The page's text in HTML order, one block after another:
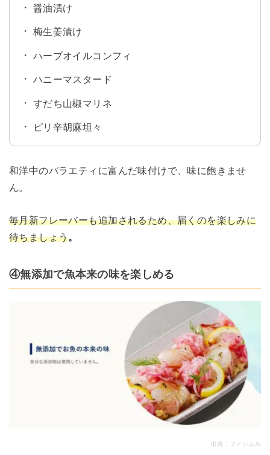
醤油漬け
梅生姜漬け
ハーブオイルコンフィ
ハニーマスタード
すだち山椒マリネ
ピリ辛胡麻坦々
和洋中のバラエティに富んだ味付けで、味に飽きませ
ん。
毎月新フレーバーも追加されるため、届くのを楽しみに
待ちましょう。
④無添加で魚本来の味を楽しめる
出典： フィシュル